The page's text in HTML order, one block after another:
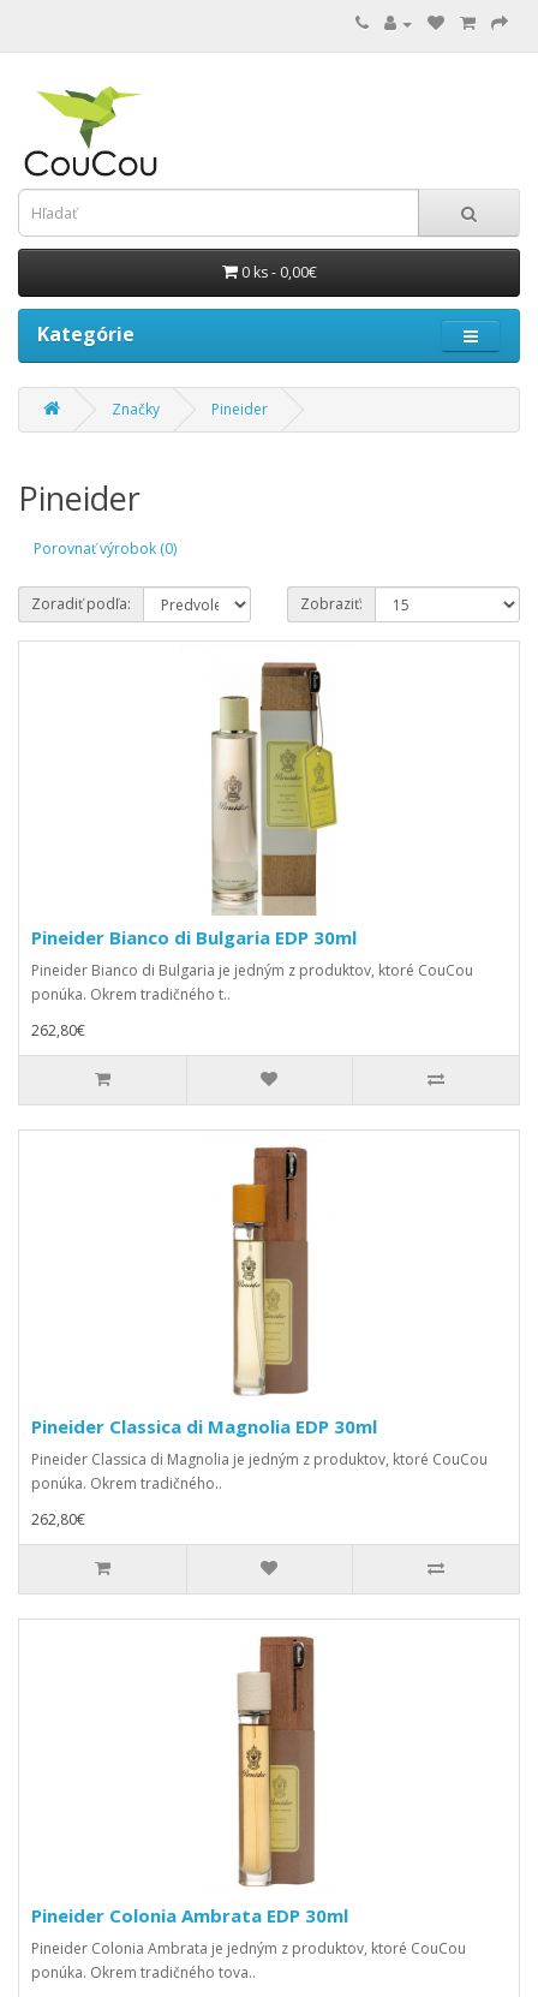
0 ks - 0,00€
Kategórie
Značky Pineider
Pineider
Porovnať výrobok (0)
Zoradiť podľa: Zobraziť:
Pineider Bianco di Bulgaria EDP 30ml
Pineider Bianco di Bulgaria je jedným z produktov, ktoré CouCou
ponúka. Okrem tradičného t..
262,80€
Pineider Classica di Magnolia EDP 30ml
Pineider Classica di Magnolia je jedným z produktov, ktoré CouCou
ponúka. Okrem tradičného..
262,80€
Pineider Colonia Ambrata EDP 30ml
Pineider Colonia Ambrata je jedným z produktov, ktoré CouCou
ponúka. Okrem tradičného tova..